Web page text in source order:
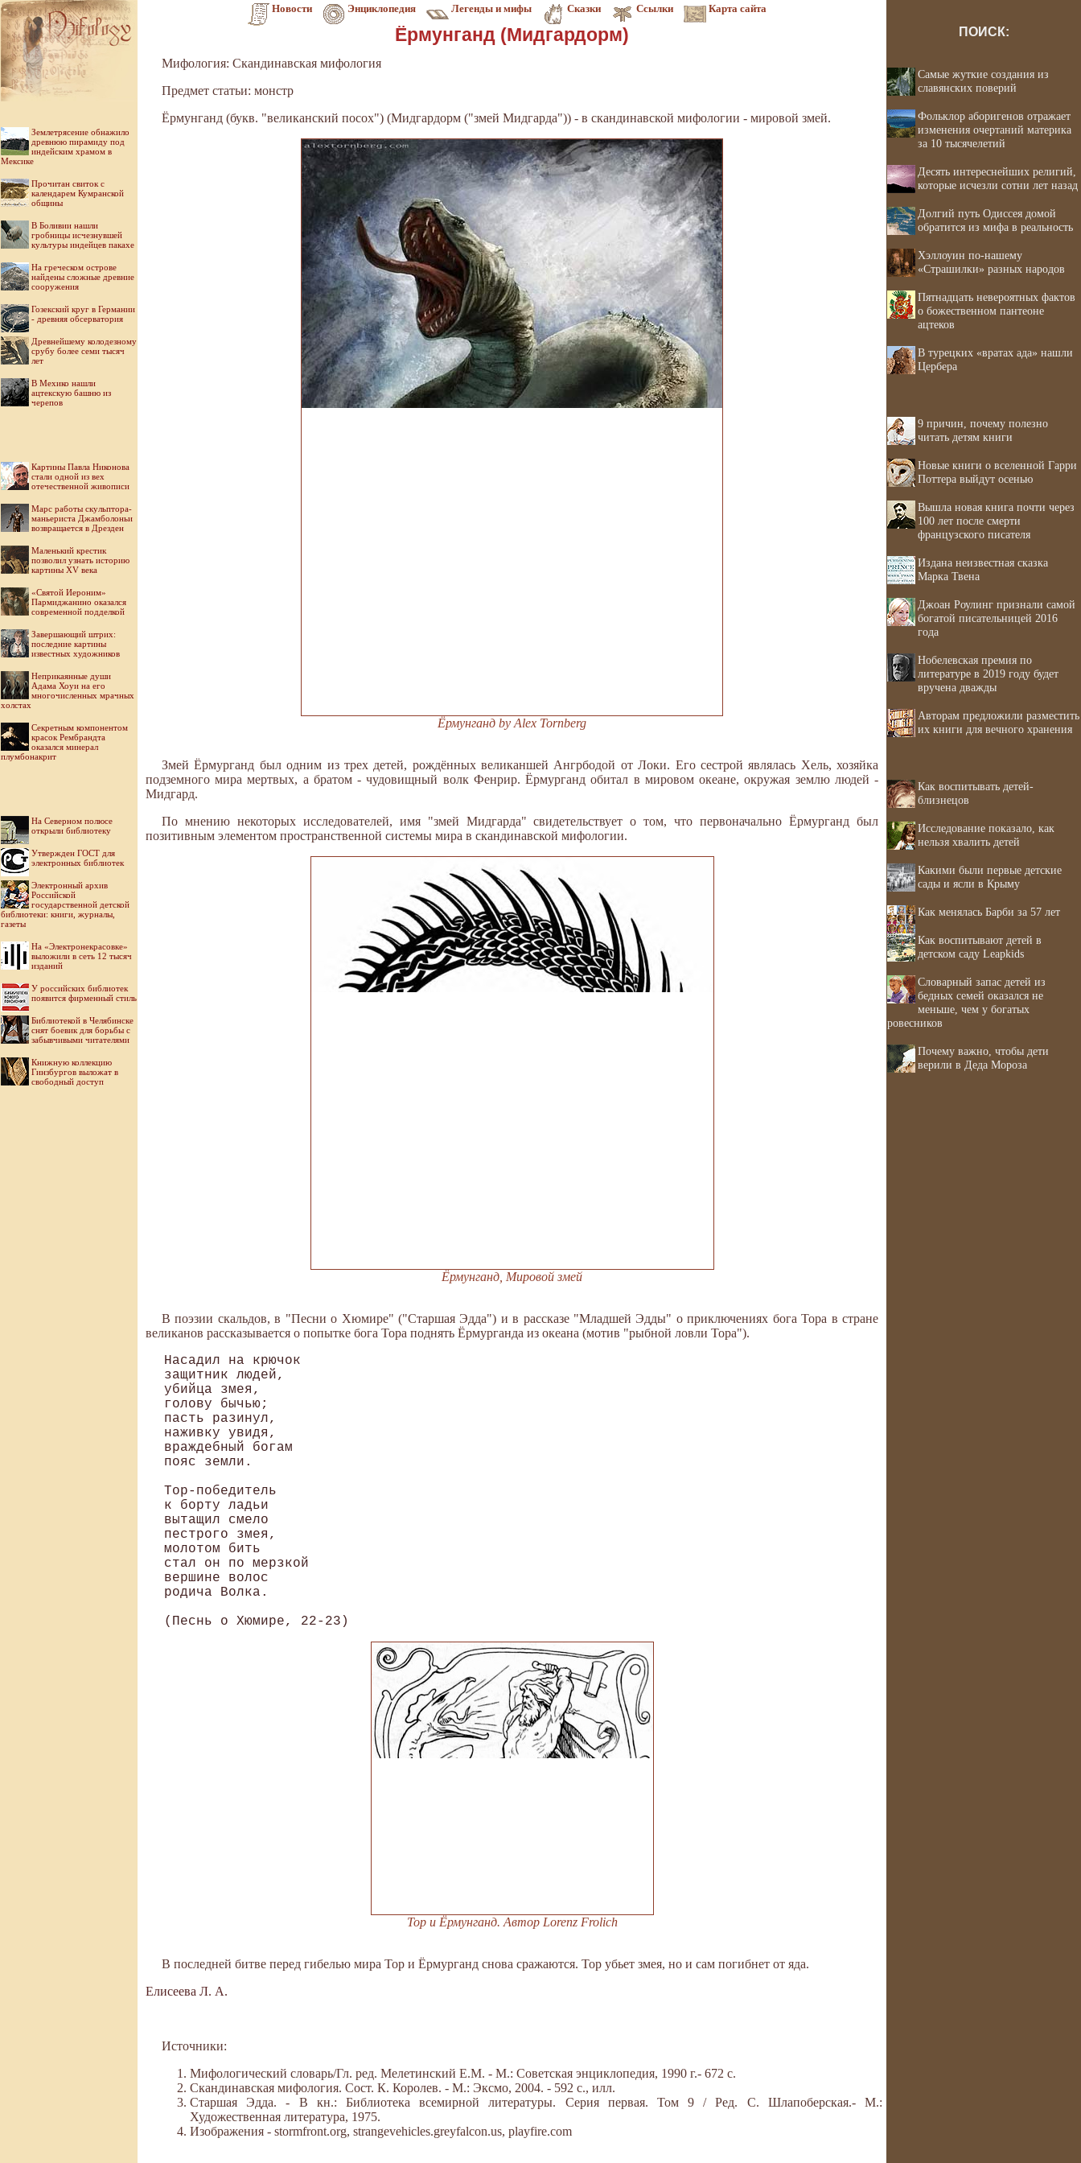
Новости Энциклопедия Легенды и мифы Сказки Ссылки Карта сайта
Землетрясение обнажило
древнюю пирамиду под
индейским храмом в
Мексике
Прочитан свиток с
календарем Кумранской
общины
В Боливии нашли
гробницы исчезнувшей
культуры индейцев пакахе
На греческом острове
найдены сложные древние
сооружения
Гозекский круг в Германии
- древняя обсерватория
Древнейшему колодезному
срубу более семи тысяч
лет
В Мехико нашли
ацтекскую башню из
черепов
Картины Павла Никонова
стали одной из вех
отечественной живописи
Марс работы скульптора-
маньериста Джамболоньи
возвращается в Дрезден
Маленький крестик
позволил узнать историю
картины XV века
«Святой Иероним»
Пармиджанино оказался
современной подделкой
Завершающий штрих:
последние картины
известных художников
Неприкаянные души
Адама Хоуи на его
многочисленных мрачных
холстах
Секретным компонентом
красок Рембрандта
оказался минерал
плумбонакрит
На Северном полюсе
открыли библиотеку
Утвержден ГОСТ для
электронных библиотек
Электронный архив
Российской
государственной детской
библиотеки: книги, журналы,
газеты
На «Электронекрасовке»
выложили в сеть 12 тысяч
изданий
У российских библиотек
появится фирменный стиль
Библиотекой в Челябинске
снят боевик для борьбы с
забывчивыми читателями
Книжную коллекцию
Гинзбургов выложат в
свободный доступ
Ёрмунганд (Мидгардорм)
Мифология: Скандинавская мифология
Предмет статьи: монстр
Ёрмунганд (букв. "великанский посох") (Мидгардорм ("змей Мидгарда")) - в скандинавской мифологии - мировой змей.
Ёрмунганд by Alex Tornberg
Змей Ёрмурганд был одним из трех детей, рождённых великаншей Ангрбодой от Локи. Его сестрой являлась Хель, хозяйка
подземного мира мертвых, а братом - чудовищный волк Фенрир. Ёрмурганд обитал в мировом океане, окружая землю людей -
Мидгард.
По мнению некоторых исследователей, имя "змей Мидгарда" свидетельствует о том, что первоначально Ёрмурганд был
позитивным элементом пространственной системы мира в скандинавской мифологии.
Ёрмунганд, Мировой змей
В поэзии скальдов, в "Песни о Хюмире" ("Старшая Эдда") и в рассказе "Младшей Эдды" о приключениях бога Тора в стране
великанов рассказывается о попытке бога Тора поднять Ёрмурганда из океана (мотив "рыбной ловли Тора").
Насадил на крючок
защитник людей,
убийца змея,
голову бычью;
пасть разинул,
наживку увидя,
враждебный богам
пояс земли.
Тор-победитель
к борту ладьи
вытащил смело
пестрого змея,
молотом бить
стал он по мерзкой
вершине волос
родича Волка.
Тор и Ёрмунганд. Автор Lorenz Frolich
В последней битве перед гибелью мира Тор и Ёрмурганд снова сражаются. Тор убьет змея, но и сам погибнет от яда.
Елисеева Л. А.
Источники:
Мифологический словарь/Гл. ред. Мелетинский Е.М. - М.: Советская энциклопедия, 1990 г.- 672 с.
Скандинавская мифология. Сост. К. Королев. - М.: Эксмо, 2004. - 592 с., илл.
Старшая Эдда. - В кн.: Библиотека всемирной литературы. Серия первая. Том 9 / Ред. С. Шлапоберская.- М.:
Художественная литература, 1975.
Изображения - stormfront.org, strangevehicles.greyfalcon.us, playfire.com
ПОИСК:
Самые жуткие создания из
славянских поверий
Фольклор аборигенов отражает
изменения очертаний материка
за 10 тысячелетий
Десять интереснейших религий,
которые исчезли сотни лет назад
Долгий путь Одиссея домой
обратится из мифа в реальность
Хэллоуин по-нашему
«Страшилки» разных народов
Пятнадцать невероятных фактов
о божественном пантеоне
ацтеков
В турецких «вратах ада» нашли
Цербера
9 причин, почему полезно
читать детям книги
Новые книги о вселенной Гарри
Поттера выйдут осенью
Вышла новая книга почти через
100 лет после смерти
французского писателя
Издана неизвестная сказка
Марка Твена
Джоан Роулинг признали самой
богатой писательницей 2016
года
Нобелевская премия по
литературе в 2019 году будет
вручена дважды
Авторам предложили разместить
их книги для вечного хранения
Как воспитывать детей-
близнецов
Исследование показало, как
нельзя хвалить детей
Какими были первые детские
сады и ясли в Крыму
Как менялась Барби за 57 лет
Как воспитывают детей в
детском саду Leapkids
Словарный запас детей из
бедных семей оказался не
меньше, чем у богатых
ровесников
Почему важно, чтобы дети
верили в Деда Мороза